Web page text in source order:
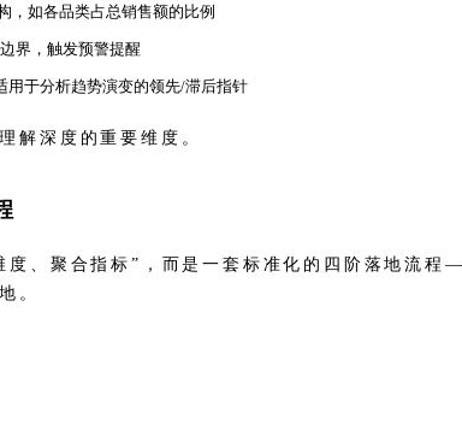
，如各品类占总销售额的比例
界，触发预警提醒
用于分析趋势演变的领先/滞后指针
解深度的重要维度。
度、聚合指标”，而是一套标准化的四阶落地
。